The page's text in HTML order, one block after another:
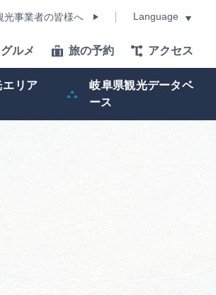
光事業者の皆様へ Language
グルメ 旅の予約 アクセス
リア
岐阜県観光データベ
ース